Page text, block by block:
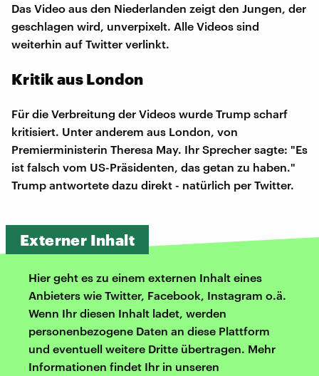
Das Video aus den Niederlanden zeigt den Jungen, der
geschlagen wird, unverpixelt. Alle Videos sind
weiterhin auf Twitter verlinkt.
Kritik aus London
Für die Verbreitung der Videos wurde Trump scharf
kritisiert. Unter anderem aus London, von
Premierministerin Theresa May. Ihr Sprecher sagte: "Es
ist falsch vom US-Präsidenten, das getan zu haben."
Trump antwortete dazu direkt - natürlich per Twitter.
Externer Inhalt
Hier geht es zu einem externen Inhalt eines
Anbieters wie Twitter, Facebook, Instagram o.ä.
Wenn Ihr diesen Inhalt ladet, werden
personenbezogene Daten an diese Plattform
und eventuell weitere Dritte übertragen. Mehr
Informationen findet Ihr in unseren